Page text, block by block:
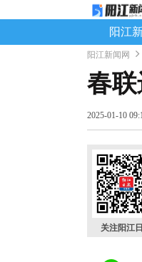
阳江
阳江新闻网
春
2025-01-10
关注阳江